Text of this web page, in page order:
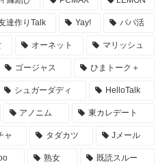
達作りTalk Yay! パパ活
オーネット マリッシュ
ゴージャス ひまトーク＋
シュガーダディ HelloTalk
アノニム 東カレデート
ャ タダカツ Jメール
熟女 既読スルー